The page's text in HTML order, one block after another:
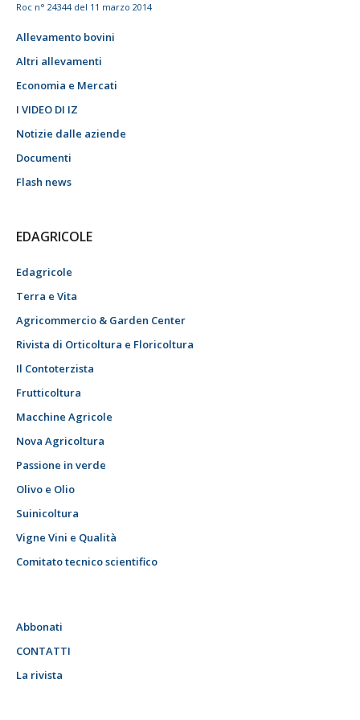
Roc n° 24344 del 11 marzo 2014
Allevamento bovini
Altri allevamenti
Economia e Mercati
I VIDEO DI IZ
Notizie dalle aziende
Documenti
Flash news
EDAGRICOLE
Edagricole
Terra e Vita
Agricommercio & Garden Center
Rivista di Orticoltura e Floricoltura
Il Contoterzista
Frutticoltura
Macchine Agricole
Nova Agricoltura
Passione in verde
Olivo e Olio
Suinicoltura
Vigne Vini e Qualità
Comitato tecnico scientifico
Abbonati
CONTATTI
La rivista